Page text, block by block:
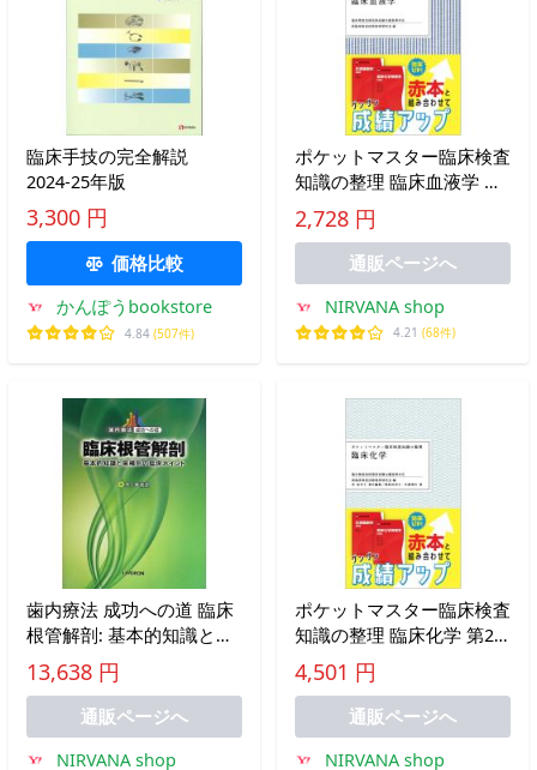
臨床手技の完全解説
2024-25年版
3,300 円
価格比較
かんぽうbookstore
4.84 (507件)
ポケットマスター臨床検査
知識の整理 臨床血液学 第
2版
2,728 円
通販ページへ
NIRVANA shop
4.21 (68件)
歯内療法 成功への道 臨床
根管解剖: 基本的知識と歯
種別の臨床ポイント
13,638 円
通販ページへ
NIRVANA shop
ポケットマスター臨床検査
知識の整理 臨床化学 第2
版
4,501 円
通販ページへ
NIRVANA shop